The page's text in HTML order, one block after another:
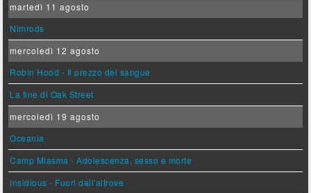
martedì 11 agosto
Nimrods
mercoledì 12 agosto
Robin Hood - Il prezzo del sangue
La fine di Oak Street
mercoledì 19 agosto
Oceania
Camp Miasma - Adolescenza, sesso e morte
Insidious - Fuori dall'altrove